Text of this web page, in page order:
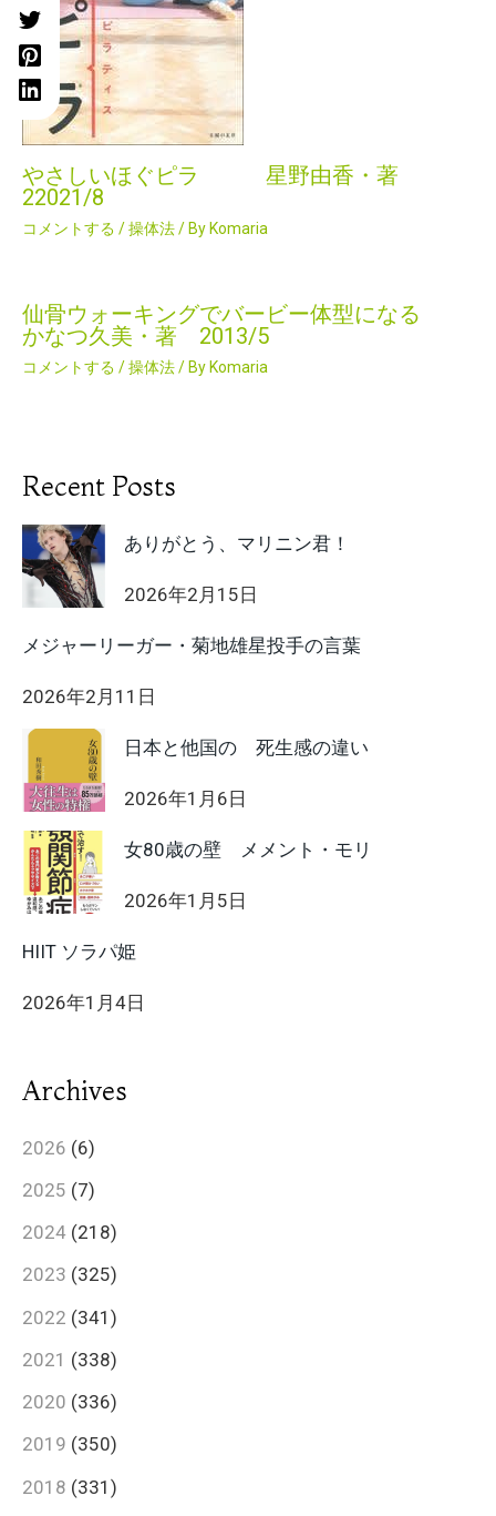
やさしいほぐピラ 星野由香・著
22021/8
コメントする /操体法/ By Komaria
仙骨ウォーキングでバービー体型になる
かなつ久美・著 2013/5
コメントする /操体法/ By Komaria
Recent Posts
ありがとう、マリニン君！
2026年2月15日
メジャーリーガー・菊地雄星投手の言葉
2026年2月11日
日本と他国の 死生感の違い
2026年1月6日
女80歳の壁 メメント・モリ
2026年1月5日
HIIT ソラパ姫
2026年1月4日
Archives
2026 (6)
2025 (7)
2024 (218)
2023 (325)
2022 (341)
2021 (338)
2020 (336)
2019 (350)
2018 (331)